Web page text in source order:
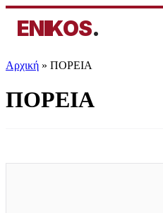
ENIKOS.
Αρχική » ΠΟΡΕΙΑ
ΠΟΡΕΙΑ